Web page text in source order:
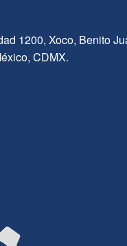
1200, Xoco, Benito
CDMX.